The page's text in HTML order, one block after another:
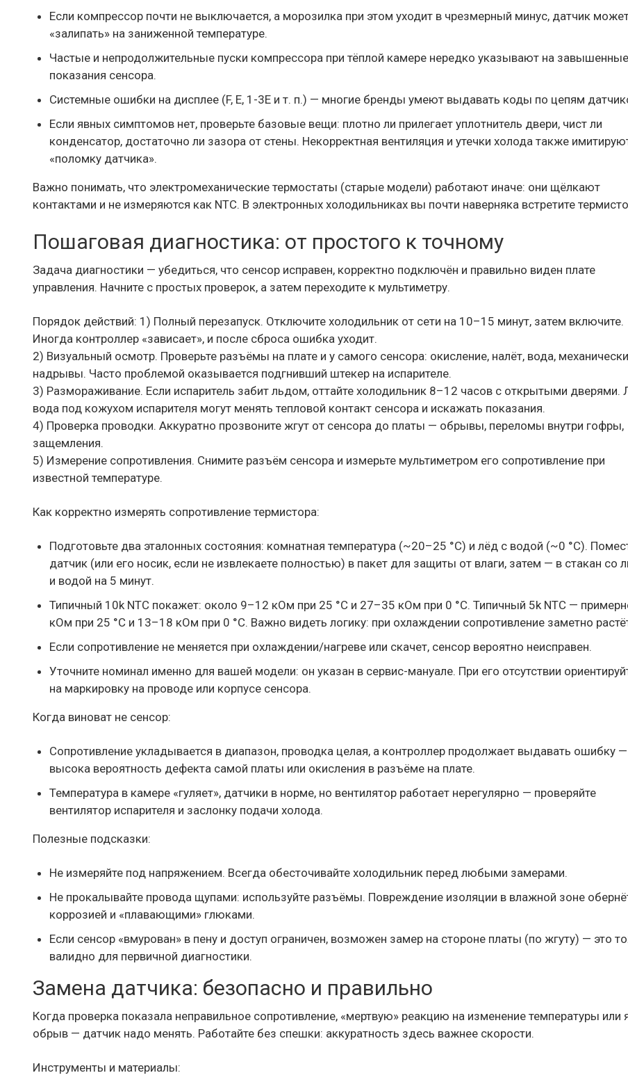
Если компрессор почти не выключается, а морозилка при этом уходит в чрезмерный минус, датчик
«залипать» на заниженной температуре.
Частые и непродолжительные пуски компрессора при тёплой камере нередко указывают на завышенные
показания сенсора.
Системные ошибки на дисплее (F, E, 1-3E и т. п.) — многие бренды умеют выдавать коды по цепям
Если явных симптомов нет, проверьте базовые вещи: плотно ли прилегает уплотнитель двери, чист ли
конденсатор, достаточно ли зазора от стены. Некорректная вентиляция и утечки холода также
«поломку датчика».
Важно понимать, что электромеханические термостаты (старые модели) работают иначе: они щёлкают
контактами и не измеряются как NTC. В электронных холодильниках вы почти наверняка встретите
Пошаговая диагностика: от простого к точному
Задача диагностики — убедиться, что сенсор исправен, корректно подключён и правильно виден плате
управления. Начните с простых проверок, а затем переходите к мультиметру.
Порядок действий: 1) Полный перезапуск. Отключите холодильник от сети на 10–15 минут, затем включите.
Иногда контроллер «зависает», и после сброса ошибка уходит.
2) Визуальный осмотр. Проверьте разъёмы на плате и у самого сенсора: окисление, налёт, вода,
надрывы. Часто проблемой оказывается подгнивший штекер на испарителе.
3) Размораживание. Если испаритель забит льдом, оттайте холодильник 8–12 часов с открытыми дверями.
вода под кожухом испарителя могут менять тепловой контакт сенсора и искажать показания.
4) Проверка проводки. Аккуратно прозвоните жгут от сенсора до платы — обрывы, переломы внутри гофры,
защемления.
5) Измерение сопротивления. Снимите разъём сенсора и измерьте мультиметром его сопротивление при
известной температуре.
Как корректно измерять сопротивление термистора:
Подготовьте два эталонных состояния: комнатная температура (~20–25 °C) и лёд с водой (~0 °C).
датчик (или его носик, если не извлекаете полностью) в пакет для защиты от влаги, затем — в стакан со
и водой на 5 минут.
Типичный 10k NTC покажет: около 9–12 кОм при 25 °C и 27–35 кОм при 0 °C. Типичный 5k NTC —
кОм при 25 °C и 13–18 кОм при 0 °C. Важно видеть логику: при охлаждении сопротивление заметно
Если сопротивление не меняется при охлаждении/нагреве или скачет, сенсор вероятно неисправен.
Уточните номинал именно для вашей модели: он указан в сервис-мануале. При его отсутствии
на маркировку на проводе или корпусе сенсора.
Когда виноват не сенсор:
Сопротивление укладывается в диапазон, проводка целая, а контроллер продолжает выдавать ошибку —
высока вероятность дефекта самой платы или окисления в разъёме на плате.
Температура в камере «гуляет», датчики в норме, но вентилятор работает нерегулярно — проверяйте
вентилятор испарителя и заслонку подачи холода.
Полезные подсказки:
Не измеряйте под напряжением. Всегда обесточивайте холодильник перед любыми замерами.
Не прокалывайте провода щупами: используйте разъёмы. Повреждение изоляции в влажной зоне
коррозией и «плавающими» глюками.
Если сенсор «вмурован» в пену и доступ ограничен, возможен замер на стороне платы (по жгуту) — это
валидно для первичной диагностики.
Замена датчика: безопасно и правильно
Когда проверка показала неправильное сопротивление, «мертвую» реакцию на изменение температуры или
обрыв — датчик надо менять. Работайте без спешки: аккуратность здесь важнее скорости.
Инструменты и материалы: